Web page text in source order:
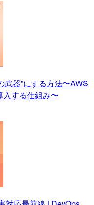
武器”にする方法〜AWS
入する仕組み〜